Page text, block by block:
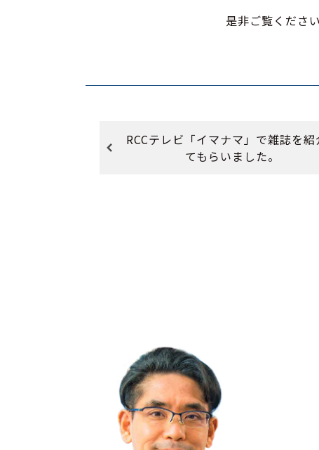
是非ご覧ください
RCCテレビ「イマナマ」で雑誌を紹
てもらいました。